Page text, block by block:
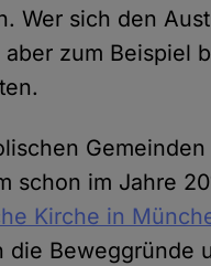
Wer sich den
zum Beispiel
schon im Jahre
Kirche in
die Beweggründe